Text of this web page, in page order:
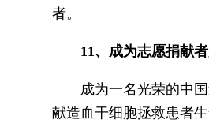
者。
11、成为志愿捐献者
成为一名光荣的中国
献造血干细胞拯救患者